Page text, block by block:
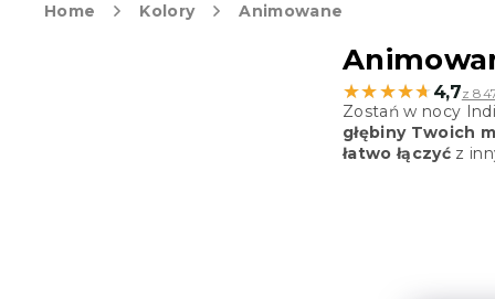
Home Kolory Animowane
★★★★★
★★★★★ 4,7z
Zostań w nocy
głębiny Twoich
łatwo łączyć z